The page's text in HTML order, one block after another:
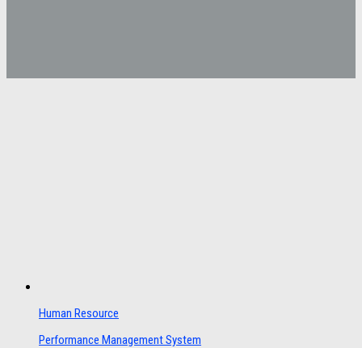
Human Resource
Performance Management System